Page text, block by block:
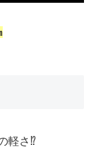
軽さ⁉️